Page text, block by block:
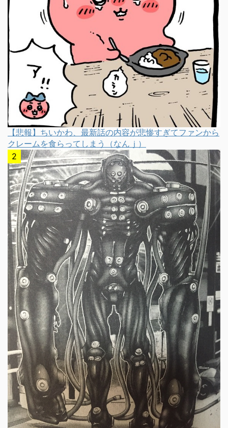
【悲報】ちいかわ、最新話の内容が悲惨すぎてファンから
クレームを食らってしまう（なんｊ）